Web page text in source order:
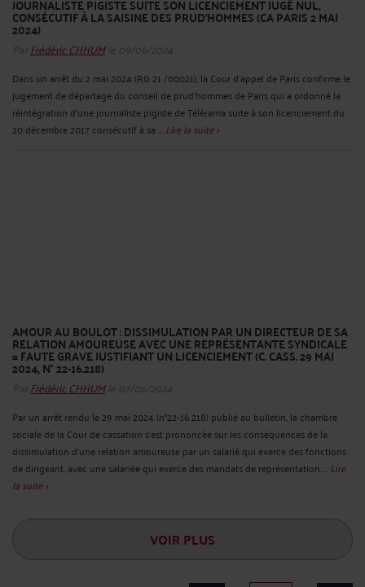
JOURNALISTE PIGISTE SUITE SON LICENCIEMENT JUGÉ NUL,
CONSÉCUTIF À LA SAISINE DES PRUD’HOMMES (CA PARIS 2 MAI
2024)
Par Frédéric CHHUMle 09/06/2024
Dans un arrêt du 2 mai 2024 (RG 21 /00021), la Cour d’appel de Paris confirme le
jugement de départage du conseil de prud’hommes de Paris qui a ordonné la
réintégration d’une journaliste pigiste de Télérama suite à son licenciement du
20 décembre 2017 consécutif à sa ... Lire la suite >
AMOUR AU BOULOT : DISSIMULATION PAR UN DIRECTEUR DE SA
RELATION AMOUREUSE AVEC UNE REPRÉSENTANTE SYNDICALE
= FAUTE GRAVE JUSTIFIANT UN LICENCIEMENT (C. CASS. 29 MAI
2024, N° 22-16.218)
Par Frédéric CHHUMle 07/06/2024
Par un arrêt rendu le 29 mai 2024 (n°22-16.218) publié au bulletin, la chambre
sociale de la Cour de cassation s’est prononcée sur les conséquences de la
dissimulation d’une relation amoureuse par un salarié qui exerce des fonctions
de dirigeant, avec une salariée qui exerce des mandats de représentation ... Lire
la suite >
VOIR PLUS